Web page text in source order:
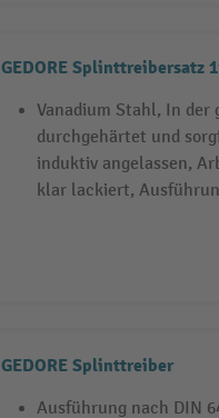
GEDORE Splinttreibersatz
Vanadium Stahl, In der
durchgehärtet und
induktiv angelassen,
klar lackiert,
GEDORE Splinttreiber
Ausführung nach DIN